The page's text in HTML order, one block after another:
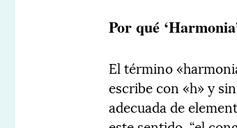
Por qué
El término
escribe con «h» y
adecuada de